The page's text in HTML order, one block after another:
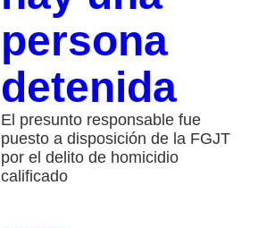
persona
detenida
El presunto responsable fue
puesto a disposición de la FGJT
por el delito de homicidio
calificado